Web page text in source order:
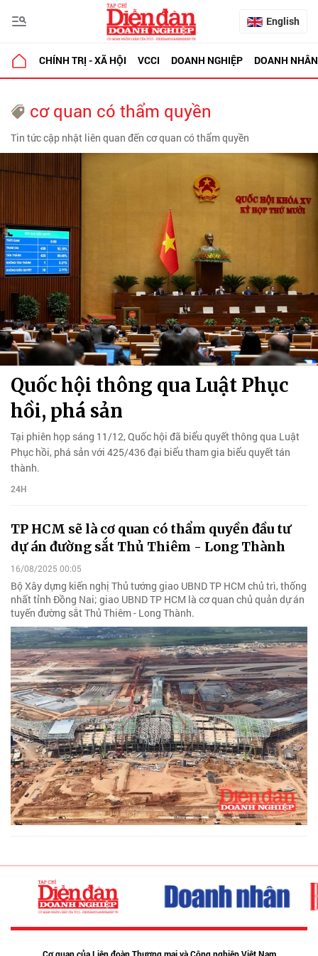
English
CHÍNH TRỊ - XÃ HỘI VCCI DOANH NGHIỆP DOANH NHÂN
cơ quan có thẩm quyền
Tin tức cập nhật liên quan đến cơ quan có thẩm quyền
Quốc hội thông qua Luật Phục
hồi, phá sản
Tại phiên họp sáng 11/12, Quốc hội đã biểu quyết thông qua Luật
Phục hồi, phá sản với 425/436 đại biểu tham gia biểu quyết tán
thành.
24H
TP HCM sẽ là cơ quan có thẩm quyền đầu tư
dự án đường sắt Thủ Thiêm - Long Thành
16/08/2025 00:05
Bộ Xây dựng kiến nghị Thủ tướng giao UBND TP HCM chủ trì, thống
nhất tỉnh Đồng Nai; giao UBND TP HCM là cơ quan chủ quản dự án
tuyến đường sắt Thủ Thiêm - Long Thành.